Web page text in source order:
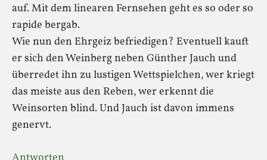
auf. Mit dem linearen Fernsehen geht es so oder so
rapide bergab.
Wie nun den Ehrgeiz befriedigen? Eventuell kauft
er sich den Weinberg neben Günther Jauch und
überredet ihn zu lustigen Wettspielchen, wer kriegt
das meiste aus den Reben, wer erkennt die
Weinsorten blind. Und Jauch ist davon immens
genervt.